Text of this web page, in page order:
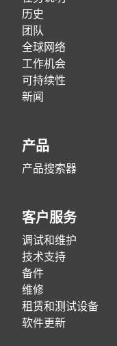
历史
团队
全球网络
工作机会
可持续性
新闻
产品
产品搜索器
客户服务
调试和维护
技术支持
备件
维修
租赁和测试设备
软件更新